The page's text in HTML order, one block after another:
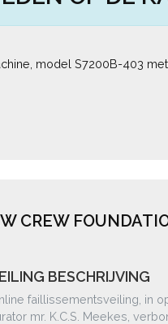
model S7200B-403
CREW
BESCHRIJVING
faillissementsveiling, in
mr. K.C.S. Meekes,